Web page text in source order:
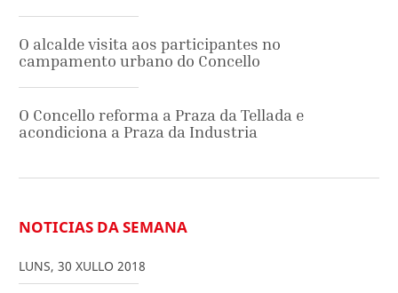
O alcalde visita aos participantes no
campamento urbano do Concello
O Concello reforma a Praza da Tellada e
acondiciona a Praza da Industria
NOTICIAS DA SEMANA
LUNS, 30 XULLO 2018